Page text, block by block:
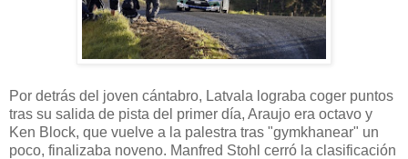
Por detrás del joven cántabro, Latvala lograba coger puntos
tras su salida de pista del primer día, Araujo era octavo y
Ken Block, que vuelve a la palestra tras "gymkhanear" un
poco, finalizaba noveno. Manfred Stohl cerró la clasificación